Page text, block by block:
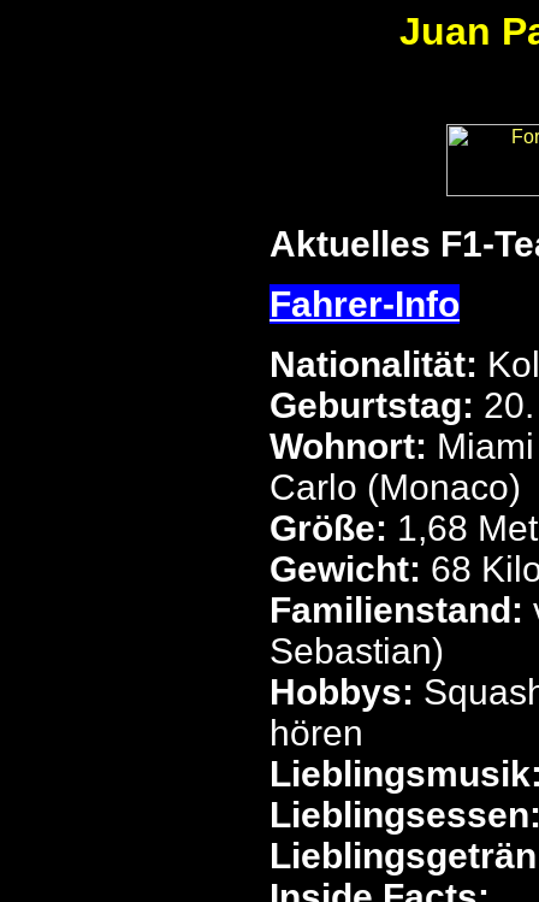
Juan
Aktuelles F1-
Fahrer-Info
Nationalität:
Geburtstag:
Wohnort:
Carlo (Monaco)
Größe: 1,68
Gewicht: 68
Familienstand:
Sebastian)
Hobbys:
hören